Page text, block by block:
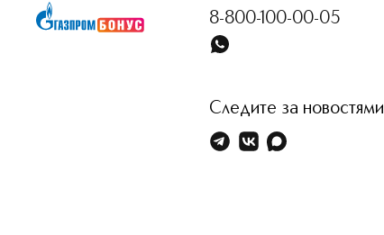
8-800-100-00-05
Следите за новостями